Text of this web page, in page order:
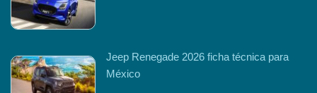
Jeep Renegade 2026 ficha técnica para
México